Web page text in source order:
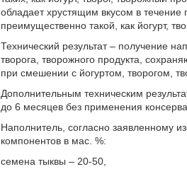
обладает хрустящим вкусом в
преимущественно такой, как йогурт,
Технический результат – получение
творога, творожного продукта,
при смешении с йогуртом, творогом,
Дополнительным техническим
до 6 месяцев без применения
Наполнитель, согласно заявленному
компонентов в мас. %:
семена тыквы – 20-50,